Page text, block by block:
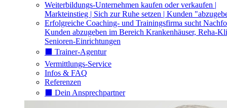
Weiterbildungs-Unternehmen kaufen oder verkaufen |
Markteinstieg | Sich zur Ruhe setzen | Kunden
Erfolgreiche Coaching- und Trainingsfirma sucht
Kunden abzugeben im Bereich Krankenhäuser, Reha-
Senioren-Einrichtungen
⬛️ Trainer-Agentur
Vermittlungs-Service
Infos & FAQ
Referenzen
⬛️ Dein Ansprechpartner